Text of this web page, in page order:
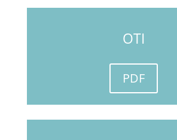
OTI
PDF